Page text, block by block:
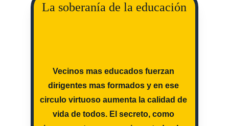
La soberanía de la educación
Vecinos mas educados fuerzan
dirigentes mas formados y en ese
circulo virtuoso aumenta la calidad de
vida de todos. El secreto, como